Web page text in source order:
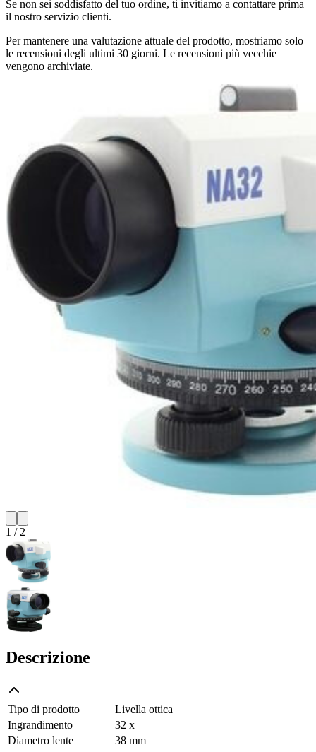
Se non sei soddisfatto del tuo ordine, ti invitiamo a contattare prima
il nostro servizio clienti.
Per mantenere una valutazione attuale del prodotto, mostriamo solo
le recensioni degli ultimi 30 giorni. Le recensioni più vecchie
vengono archiviate.
1 / 2
Descrizione
Tipo di prodotto
Livella ottica
Ingrandimento
32 x
Diametro lente
38 mm